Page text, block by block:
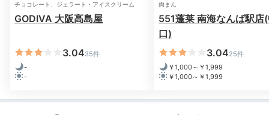
ホテルからの景色 ク
チョコレート、ジェラート・アイスクリーム
GODIVA 大阪高島屋
3.0435件
-
-
肉まん
551蓬莱 南海なんば駅店
口)
3.0425件
￥1,000～￥1,999
￥1,000～￥1,999